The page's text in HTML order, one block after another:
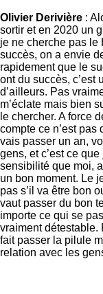
Olivier Derivière :
sortir et en 2020 un
je ne cherche pas le
succès, on a envie
rapidement que le
ont du succès, c’est
d’ailleurs. Pas
m’éclate mais bien
le chercher. A force
compte ce n’est pas
vais passer un an,
gens, et c’est ce
sensibilité que moi,
un bon moment. Le
pas s’il va être bon
vaut passer du bon
importe ce qui se
vraiment détestable.
fait passer la pilule
relation avec les